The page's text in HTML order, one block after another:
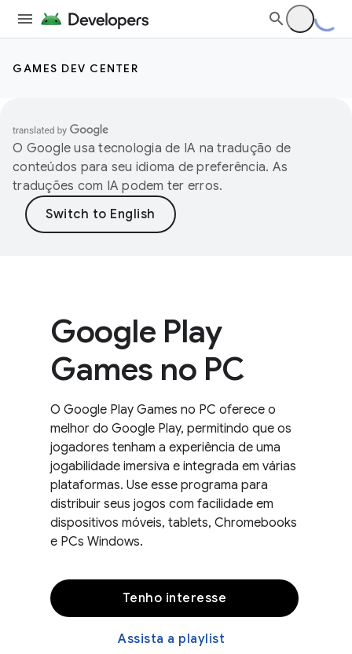
GAMES DEV CENTER
O Google usa tecnologia de IA na tradução de
conteúdos para seu idioma de preferência. As
traduções com IA podem ter erros.
Google Play
Games no PC
O Google Play Games no PC oferece o
melhor do Google Play, permitindo que os
jogadores tenham a experiência de uma
jogabilidade imersiva e integrada em várias
plataformas. Use esse programa para
distribuir seus jogos com facilidade em
dispositivos móveis, tablets, Chromebooks
e PCs Windows.
Tenho interesse
Assista a playlist